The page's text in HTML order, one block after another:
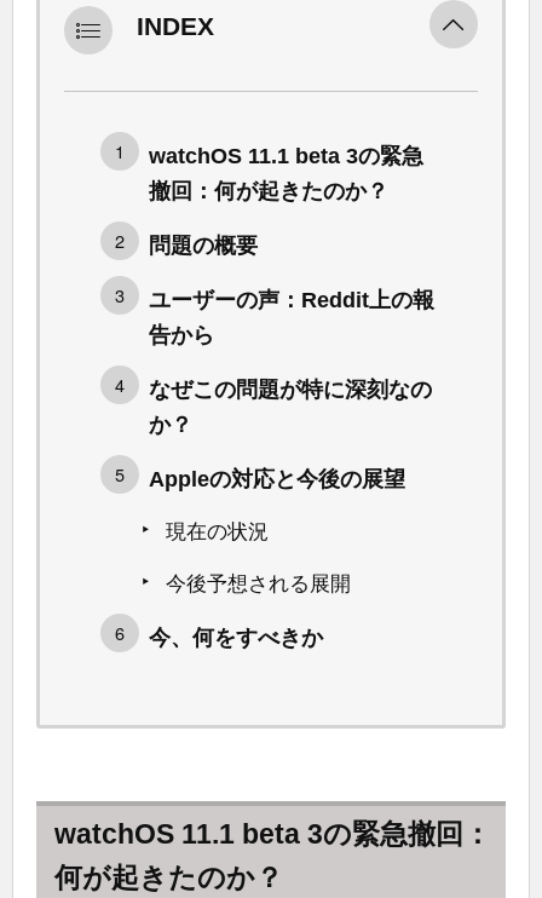
INDEX
watchOS 11.1 beta 3の緊急
撤回：何が起きたのか？
問題の概要
ユーザーの声：Reddit上の報
告から
なぜこの問題が特に深刻なの
か？
Appleの対応と今後の展望
現在の状況
今後予想される展開
今、何をすべきか
watchOS 11.1 beta 3の緊急撤回：
何が起きたのか？